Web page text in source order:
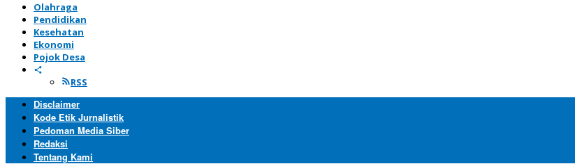
Olahraga
Pendidikan
Kesehatan
Ekonomi
Pojok Desa
RSS
Disclaimer
Kode Etik Jurnalistik
Pedoman Media Siber
Redaksi
Tentang Kami